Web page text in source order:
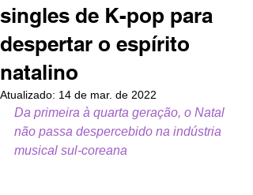
singles de K-pop para
despertar o espírito
natalino
Atualizado: 14 de mar. de 2022
Da primeira à quarta geração, o Natal
não passa despercebido na indústria
musical sul-coreana